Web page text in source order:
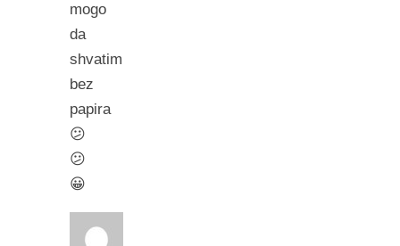
mogo
da
shvatim
bez
papira
😕
😕
😀